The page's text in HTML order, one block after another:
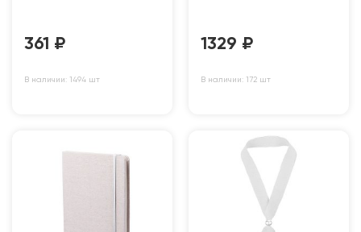
361 ₽
В наличии: 1494 шт
1329 ₽
В наличии: 172 шт